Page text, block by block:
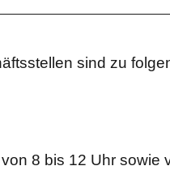
sind zu
8 bis 12 Uhr sowie